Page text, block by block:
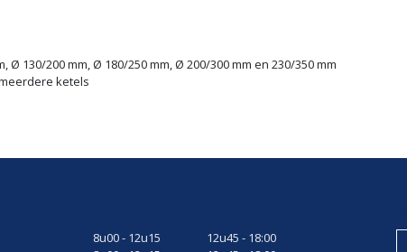
130/200 mm, Ø 180/250 mm, Ø 200/300 mm en 230/350 mm
ketels
8u00 - 12u15
12u45 - 18:00